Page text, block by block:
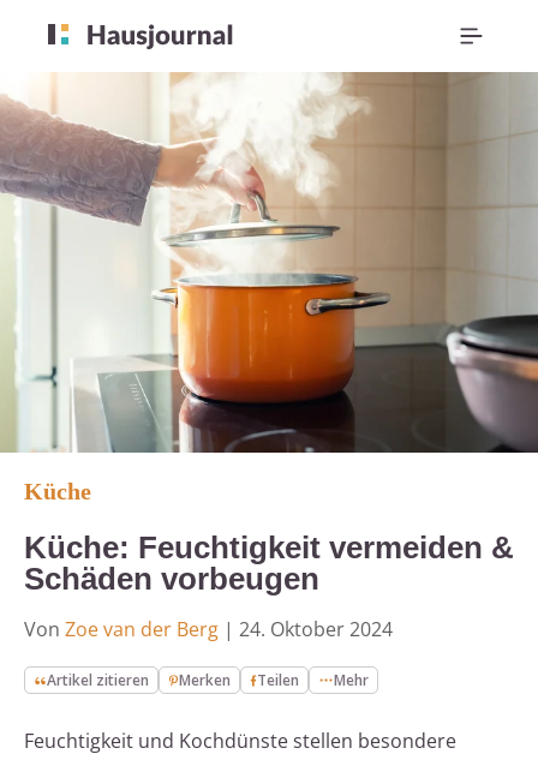
Küche
Küche: Feuchtigkeit vermeiden &
Schäden vorbeugen
Von Zoe van der Berg | 24. Oktober 2024
Artikel zitieren Merken Teilen Mehr
Feuchtigkeit und Kochdünste stellen besondere